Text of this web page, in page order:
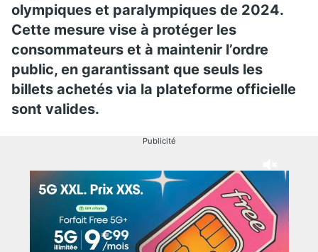
olympiques et paralympiques de 2024.
Cette mesure vise à protéger les
consommateurs et à maintenir l’ordre
public, en garantissant que seuls les
billets achetés via la plateforme officielle
sont valides.
Publicité